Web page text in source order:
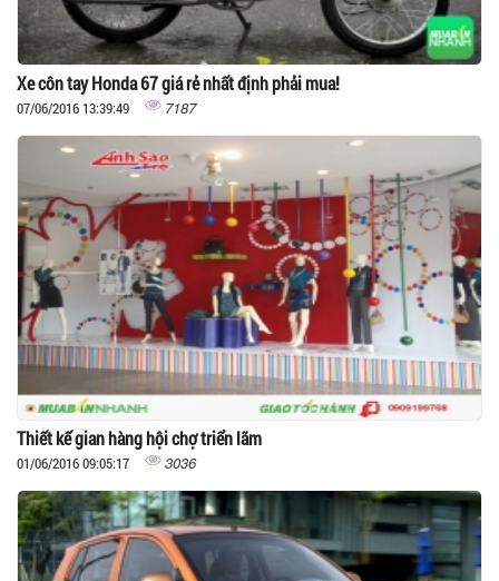
Xe côn tay Honda 67 giá rẻ nhất định phải mua!
07/06/2016 13:39:49 7187
Thiết kế gian hàng hội chợ triển lãm
01/06/2016 09:05:17 3036